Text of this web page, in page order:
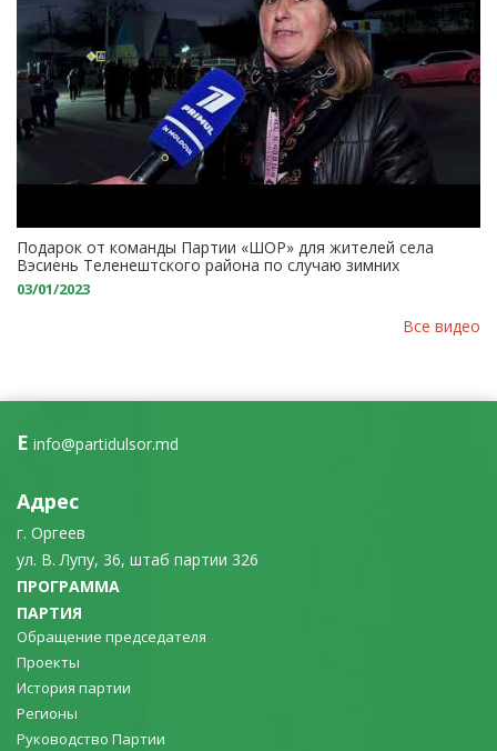
Подарок от команды Партии «ШОР» для жителей села
Вэсиень Теленештского района по случаю зимних
праздников: Новая система уличного освещения
03/01/2023
Все видео
E info@partidulsor.md
Адрес
г. Оргеев
ул. В. Лупу, 36, штаб партии 326
ПРОГРАММА
ПАРТИЯ
Обращение председателя
Проекты
История партии
Регионы
Руководство Партии